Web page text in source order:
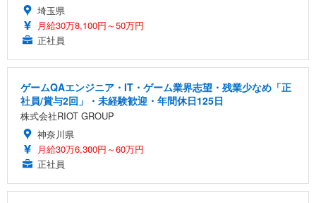
埼玉県
月給30万8,100円～50万円
正社員
ゲームQAエンジニア・IT・ゲーム業界志望・残業少なめ「正
社員/賞与2回」・未経験歓迎・年間休日125日
株式会社RIOT GROUP
神奈川県
月給30万6,300円～60万円
正社員